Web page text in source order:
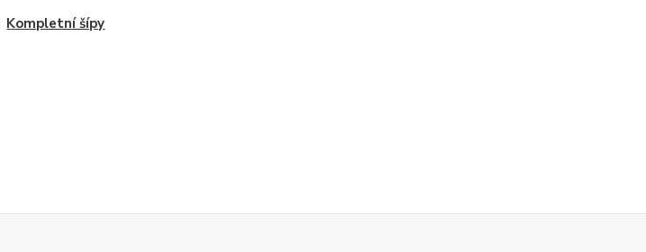
Kompletní šípy